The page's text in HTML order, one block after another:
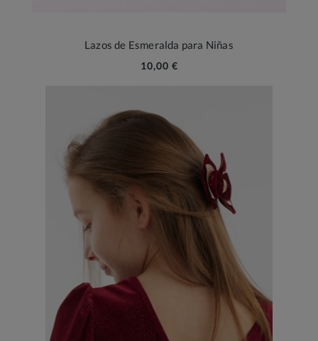
Lazos de Esmeralda para Niñas
10,00 €